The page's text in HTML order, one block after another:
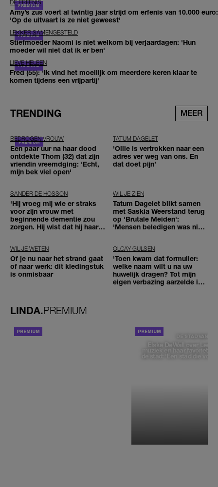
DE ERFENIS
Amy’s zus voert al twintig jaar strijd om erfenis van 10.000 euro:
'Op de uitvaart is ze niet geweest'
LEKKER SAMENGESTELD
Stiefmoeder Naomi is niet welkom bij verjaardagen: 'Hun
moeder wil niet dat ik er ben'
LIEVE HELEEN
Fred (55): 'Ik vind het moeilijk om meerdere keren klaar te
komen tijdens een vrijpartij'
TRENDING MEER
BEDROGEN VROUW
Een paar uur na haar dood
ontdekte Thom (32) dat zijn
vriendin vreemdging: 'Echt,
mijn bek viel open'
TATUM DAGELET
'Ollie is vertrokken naar een
adres ver weg van ons. En
dat doet pijn’
SANDER DE HOSSON
'Hij vroeg mij wie er straks
voor zijn vrouw met
beginnende dementie zou
zorgen. Hij wist dat hij haar
WIL JE ZIEN
Tatum Dagelet blikt samen
met Saskia Weerstand terug
op 'Brutale Meiden':
'Mensen beledigen was niet
WIL JE WETEN
Of je nu naar het strand gaat
of naar werk: dit kledingstuk
is onmisbaar
OLCAY GULSEN
'Toen kwam dat formulier:
welke naam wilt u na uw
huwelijk dragen? Tot mijn
eigen verbazing aarzelde ik
LINDA.PREMIUM
DE STAD VAN
Elske DeWall over
muziek en haar favoriete
de stad: 'Een stad die